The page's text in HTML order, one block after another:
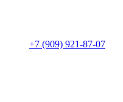
+7 (909) 921-87-07